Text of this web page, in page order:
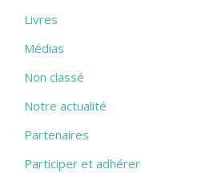
Livres
Médias
Non classé
Notre actualité
Partenaires
Participer et adhérer